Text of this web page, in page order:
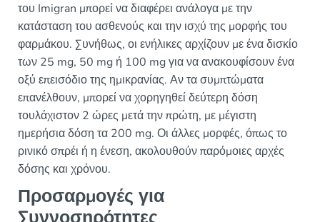
του Imigran μπορεί να διαφέρει ανάλογα με την
κατάσταση του ασθενούς και την ισχύ της μορφής του
φαρμάκου. Συνήθως, οι ενήλικες αρχίζουν με ένα δισκίο
των 25 mg, 50 mg ή 100 mg για να ανακουφίσουν ένα
οξύ επεισόδιο της ημικρανίας. Αν τα συμπτώματα
επανέλθουν, μπορεί να χορηγηθεί δεύτερη δόση
τουλάχιστον 2 ώρες μετά την πρώτη, με μέγιστη
ημερήσια δόση τα 200 mg. Οι άλλες μορφές, όπως το
ρινικό σπρέι ή η ένεση, ακολουθούν παρόμοιες αρχές
δόσης και χρόνου.
Προσαρμογές για